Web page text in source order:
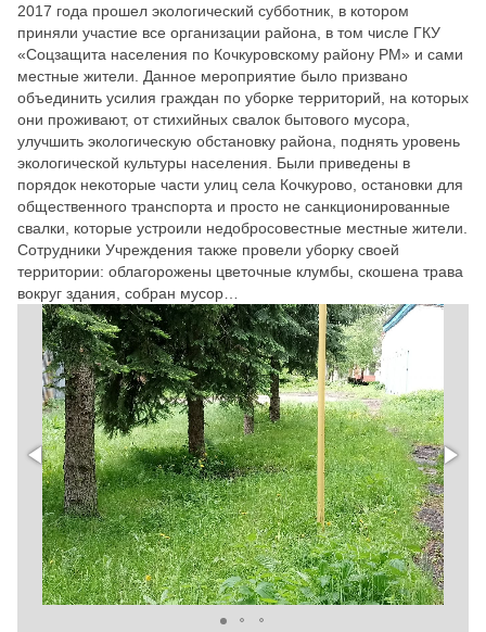
2017 года прошел экологический субботник, в котором
приняли участие все организации района, в том числе ГКУ
«Соцзащита населения по Кочкуровскому району РМ» и сами
местные жители. Данное мероприятие было призвано
объединить усилия граждан по уборке территорий, на которых
они проживают, от стихийных свалок бытового мусора,
улучшить экологическую обстановку района, поднять уровень
экологической культуры населения. Были приведены в
порядок некоторые части улиц села Кочкурово, остановки для
общественного транспорта и просто не санкционированные
свалки, которые устроили недобросовестные местные жители.
Сотрудники Учреждения также провели уборку своей
территории: облагорожены цветочные клумбы, скошена трава
вокруг здания, собран мусор…